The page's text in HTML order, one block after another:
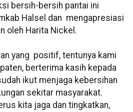
bersih-bersih pantai ini
Halsel dan mengapresiasi
oleh Harita Nickel.
yang positif, tentunya kami
berterima kasih kepada
ikut menjaga kebersihan
sekitar masyarakat.
kita jaga dan tingkatkan,